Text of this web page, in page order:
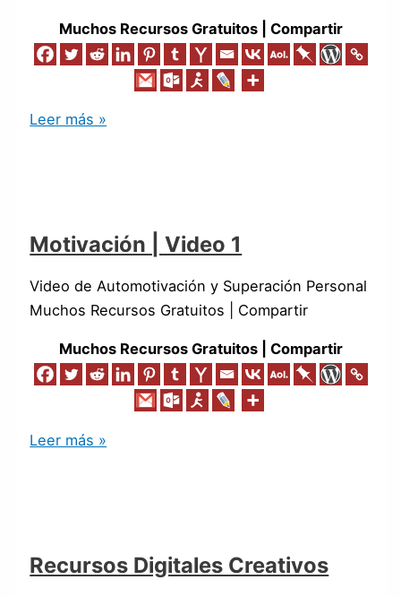
Muchos Recursos Gratuitos | Compartir
Leer más »
Motivación | Video 1
Video de Automotivación y Superación Personal
Muchos Recursos Gratuitos | Compartir
Muchos Recursos Gratuitos | Compartir
Leer más »
Recursos Digitales Creativos